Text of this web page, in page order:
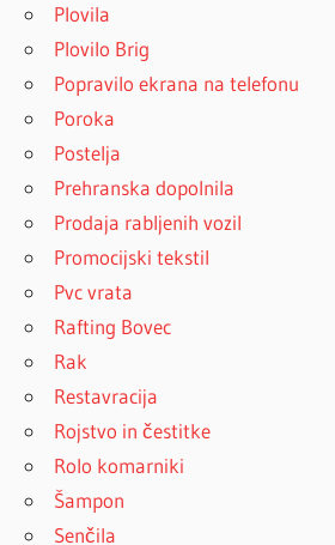
Plovila
Plovilo Brig
Popravilo ekrana na telefonu
Poroka
Postelja
Prehranska dopolnila
Prodaja rabljenih vozil
Promocijski tekstil
Pvc vrata
Rafting Bovec
Rak
Restavracija
Rojstvo in čestitke
Rolo komarniki
Šampon
Senčila